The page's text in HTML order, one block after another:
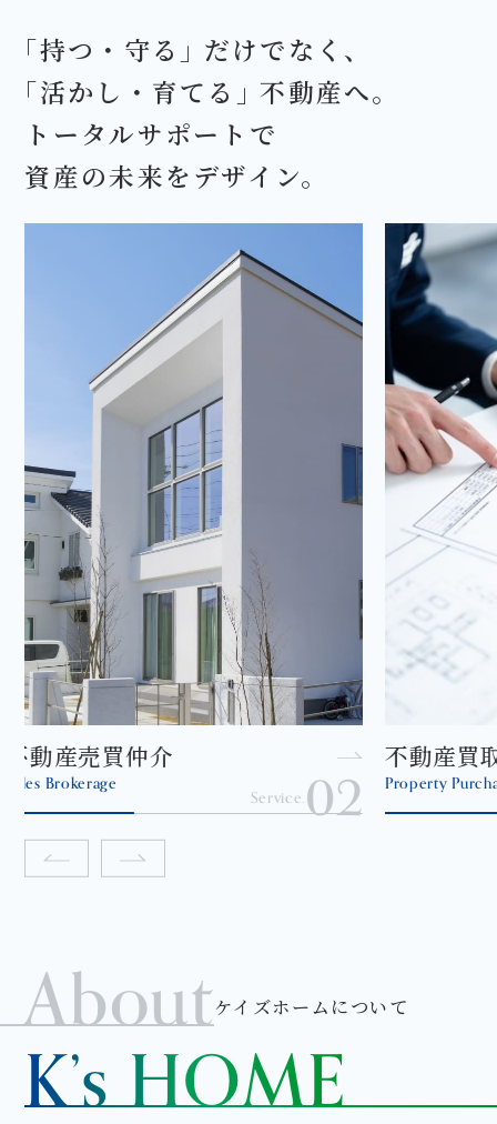
｢持つ・守る｣ だけでなく、
｢活かし・育てる｣ 不動産へ。
トータルサポートで
資産の未来をデザイン。
不動産買取
Property Purchase
Service. 03
不動産
Property
Aboutケイズホームについて
K’s HOME